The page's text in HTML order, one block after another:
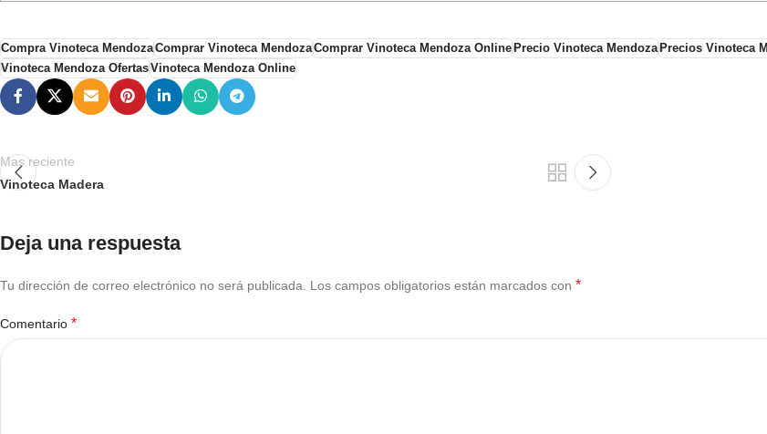
Compra Vinoteca MendozaComprar Vinoteca MendozaComprar Vinoteca Mendoza OnlinePrecio Vinoteca MendozaPrecios Vinoteca
Vinoteca Mendoza OfertasVinoteca Mendoza Online
Mas reciente
Vinoteca Madera
Deja una respuesta
Tu dirección de correo electrónico no será publicada. Los campos obligatorios están marcados con *
Comentario *